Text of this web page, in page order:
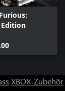
XBOX-Zubehör